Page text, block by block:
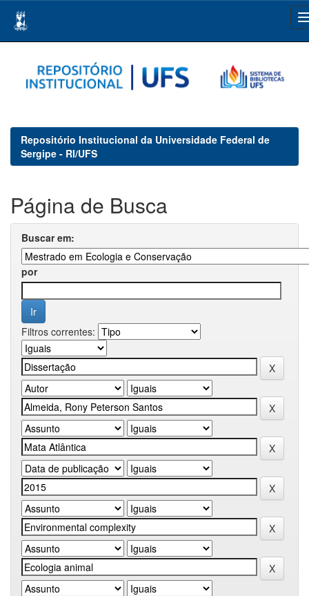
navigation
Repositório Institucional da Universidade Federal de
Sergipe - RI/UFS
Página de Busca
Buscar em:
por
Filtros correntes: